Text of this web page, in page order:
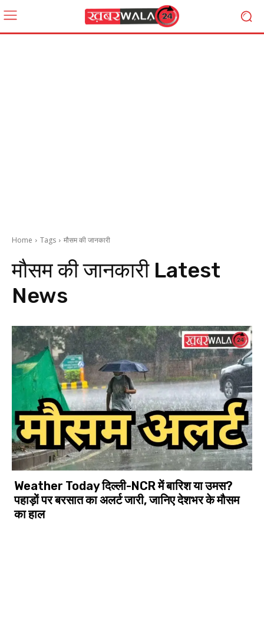
Home Tags मौसम की जानकारी
मौसम की जानकारीLatest
News
Weather Today दिल्ली-NCR में बारिश या उमस?
पहाड़ों पर बरसात का अलर्ट जारी, जानिए देशभर के मौसम
का हाल